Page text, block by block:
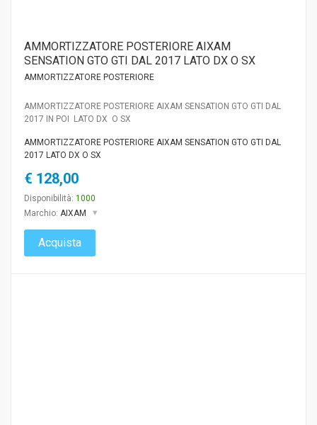
AMMORTIZZATORE POSTERIORE AIXAM
SENSATION GTO GTI DAL 2017 LATO DX O SX
AMMORTIZZATORE POSTERIORE
AMMORTIZZATORE POSTERIORE AIXAM SENSATION GTO GTI DAL
2017 IN POI LATO DX O SX
AMMORTIZZATORE POSTERIORE AIXAM SENSATION GTO GTI DAL
2017 LATO DX O SX
€ 128,00
Disponibilità: 1000
Marchio: AIXAM
Acquista